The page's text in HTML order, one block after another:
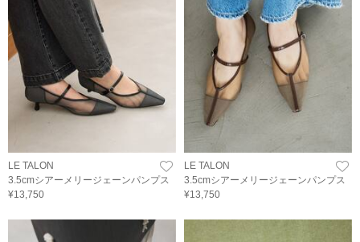
LE TALON
3.5cmシアーメリージェーンパンプス
¥13,750
LE TALON
3.5cmシアーメリージェーンパンプス
¥13,750